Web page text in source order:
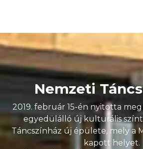
Nemzeti
2019. február 15-én nyitotta
egyedülálló új kulturális
Táncszínház új épülete, mely a
kapott helyet.